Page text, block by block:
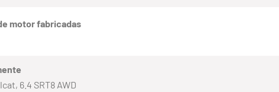
motor fabricadas
6.4 SRT8 AWD